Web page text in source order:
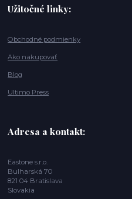
Užitočné linky:
Obchodné podmienky
Ako nakupovať
Blog
Ultimo Press
Adresa a kontakt:
Eastone s.r.o.
Bulharská 70
821 04 Bratislava
Slovakia